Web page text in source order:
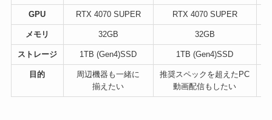
GPU RTX 4070 SUPER RTX 4070 SUPER
メモリ 32GB 32GB
ストレージ 1TB (Gen4)SSD 1TB (Gen4)SSD
目的
周辺機器も一緒に
揃えたい
推奨スペックを超えたPC
動画配信もしたい